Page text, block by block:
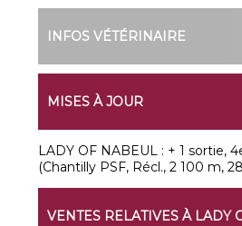
INFOS VÉTÉRINAIRE
MISES À JOUR
LADY OF NABEUL : + 1 sortie,
(Chantilly PSF, Récl., 2 100 m,
VENTES RELATIVES À LADY